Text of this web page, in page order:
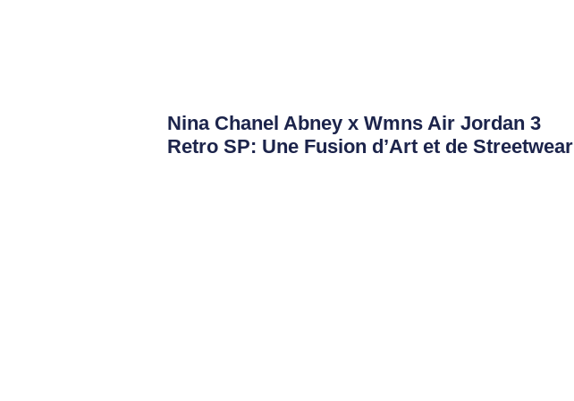
Nina Chanel Abney x Wmns Air Jordan 3
Retro SP: Une Fusion d’Art et de Streetwear